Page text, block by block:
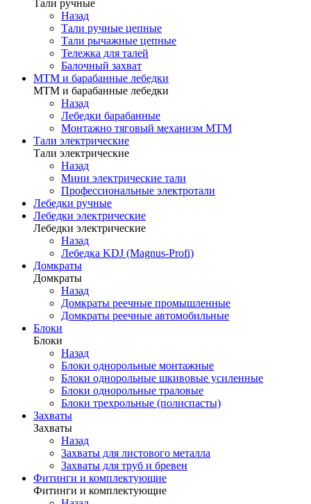
Тали ручные
Назад
Тали ручные цепные
Тали рычажные цепные
Тележка для талей
Балочный захват
МТМ и барабанные лебедки
МТМ и барабанные лебедки
Назад
Лебедки барабанные
Монтажно тяговый механизм МТМ
Тали электрические
Тали электрические
Назад
Мини электрические тали
Профессиональные электротали
Лебедки ручные
Лебедки электрические
Лебедки электрические
Назад
Лебедка KDJ (Magnus-Profi)
Домкраты
Домкраты
Назад
Домкраты реечные промышленные
Домкраты реечные автомобильные
Блоки
Блоки
Назад
Блоки однорольные монтажные
Блоки однорольные шкивовые усиленные
Блоки однорольные траловые
Блоки трехрольные (полиспасты)
Захваты
Захваты
Назад
Захваты для листового металла
Захваты для труб и бревен
Фитинги и комплектующие
Фитинги и комплектующие